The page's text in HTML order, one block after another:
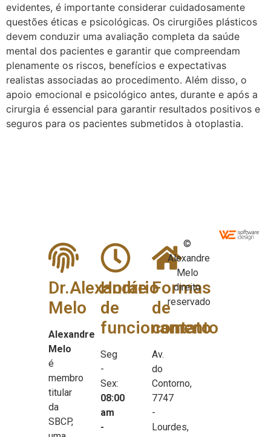
evidentes, é importante considerar cuidadosamente
questões éticas e psicológicas. Os cirurgiões plásticos
devem conduzir uma avaliação completa da saúde
mental dos pacientes e garantir que compreendam
plenamente os riscos, benefícios e expectativas
realistas associadas ao procedimento. Além disso, o
apoio emocional e psicológico antes, durante e após a
cirurgia é essencial para garantir resultados positivos e
seguros para os pacientes submetidos à otoplastia.
Dr.Alexandre
Melo
Alexandre
Melo
é
membro
titular
da
SBCP,
Horário
de
funcionamento
Seg
-
Sex:
08:00
am
-
Formas
de
contato
Av.
do
Contorno,
7747
-
Lourdes,
©
Alexandre
Melo
direito
reservado